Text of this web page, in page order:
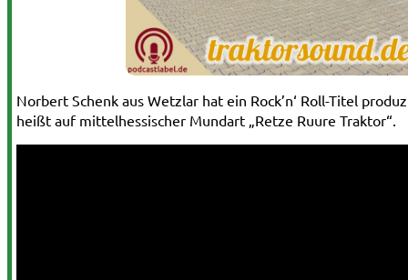
Norbert Schenk aus Wetzlar hat ein Rock’n‘ Roll-Titel
heißt auf mittelhessischer Mundart „Retze Ruure Traktor“.